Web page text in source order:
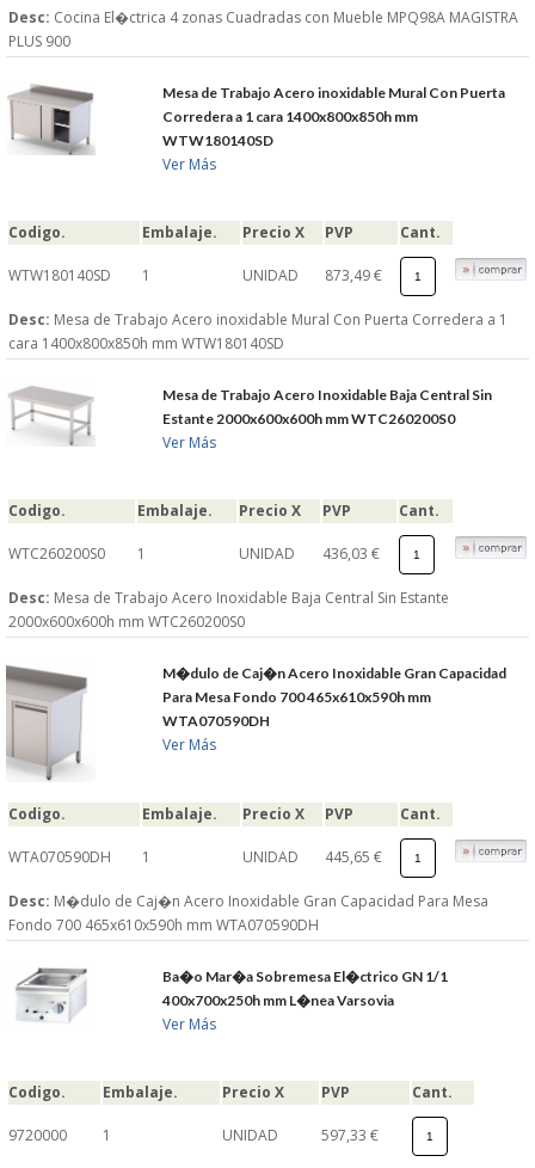
Desc: Cocina El�ctrica 4 zonas Cuadradas con Mueble MPQ98A MAGISTRA
PLUS 900
Mesa de Trabajo Acero inoxidable Mural Con Puerta
Corredera a 1 cara 1400x800x850h mm
WTW180140SD
Ver Más
Codigo. Embalaje. Precio X PVP Cant.
WTW180140SD 1 UNIDAD 873,49 €
Desc: Mesa de Trabajo Acero inoxidable Mural Con Puerta Corredera a 1
cara 1400x800x850h mm WTW180140SD
Mesa de Trabajo Acero Inoxidable Baja Central Sin
Estante 2000x600x600h mm WTC260200S0
Ver Más
Codigo. Embalaje. Precio X PVP Cant.
WTC260200S0 1 UNIDAD 436,03 €
Desc: Mesa de Trabajo Acero Inoxidable Baja Central Sin Estante
2000x600x600h mm WTC260200S0
M�dulo de Caj�n Acero Inoxidable Gran Capacidad
Para Mesa Fondo 700 465x610x590h mm
WTA070590DH
Ver Más
Codigo. Embalaje. Precio X PVP Cant.
WTA070590DH 1 UNIDAD 445,65 €
Desc: M�dulo de Caj�n Acero Inoxidable Gran Capacidad Para Mesa
Fondo 700 465x610x590h mm WTA070590DH
Ba�o Mar�a Sobremesa El�ctrico GN 1/1
400x700x250h mm L�nea Varsovia
Ver Más
Codigo. Embalaje. Precio X PVP Cant.
9720000 1 UNIDAD 597,33 €